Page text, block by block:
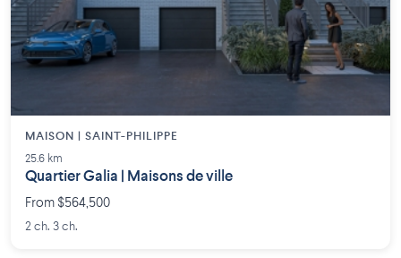
MAISON | SAINT-PHILIPPE
25.6 km
Quartier Galia | Maisons de ville
From $564,500
2 ch. 3 ch.